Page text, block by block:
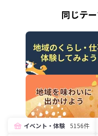
同じテ
イベント・体験 5156件